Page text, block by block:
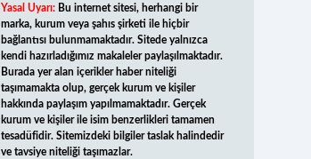
Yasal Uyarı: Bu internet sitesi, herhangi bir
marka, kurum veya şahıs şirketi ile hiçbir
bağlantısı bulunmamaktadır. Sitede yalnızca
kendi hazırladığımız makaleler paylaşılmaktadır.
Burada yer alan içerikler haber niteliği
taşımamakta olup, gerçek kurum ve kişiler
hakkında paylaşım yapılmamaktadır. Gerçek
kurum ve kişiler ile isim benzerlikleri tamamen
tesadüfidir. Sitemizdeki bilgiler taslak halindedir
ve tavsiye niteliği taşımazlar.